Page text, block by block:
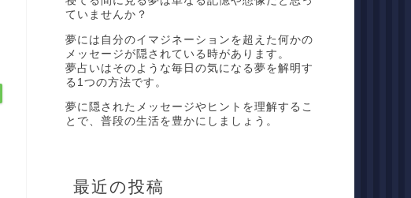
ていませんか？
夢には自分のイマジネーションを超えた何かの
メッセージが隠されている時があります。
夢占いはそのような毎日の気になる夢を解明す
る1つの方法です。
夢に隠されたメッセージやヒントを理解するこ
とで、普段の生活を豊かにしましょう。
最近の投稿